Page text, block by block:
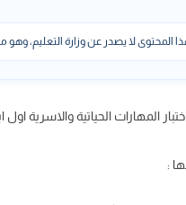
المحتوى لا يصدر عن وزارة التعليم،
الحياتية والاسرية اول ابتدائي الفترة
: